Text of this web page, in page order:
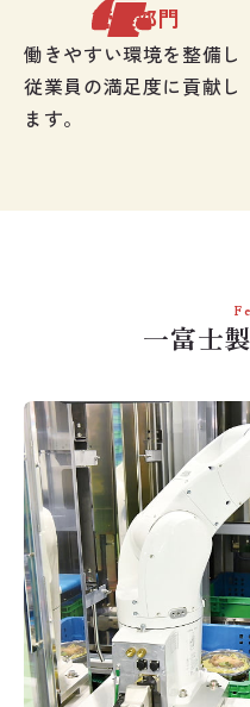
管理部門
働きやすい環境を整備し
従業員の満足度に貢献し
ます。
一富士